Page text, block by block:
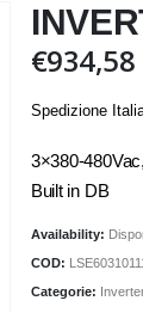
€934,58
Spedizione
3×380-
Built in DB
Availability:
COD:
Categorie: